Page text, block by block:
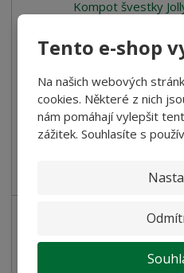
Tento e-shop
Na našich webových
cookies. Některé z nich
nám pomáhají vylepšit
zážitek. Souhlasíte s
Kompot švestky
236,61 Kč